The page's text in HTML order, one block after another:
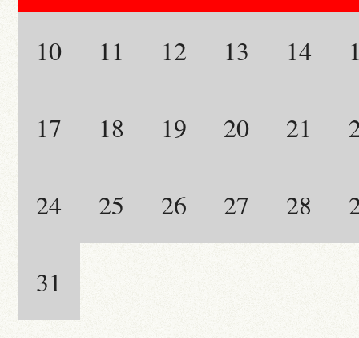
10 11 12 13 14
17 18 19 20 21
24 25 26 27 28
31